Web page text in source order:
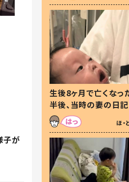
子が
生後8ヶ月で亡くな
半後、当時の妻の日
た本音とは
ほ